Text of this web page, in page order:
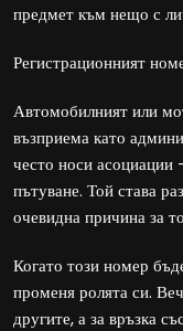
предмет към нещо с
Регистрационният
Автомобилният или
възприема като
често носи асоциации
пътуване. Той става
очевидна причина за
Когато този номер
променя ролята си.
другите, а за връзка